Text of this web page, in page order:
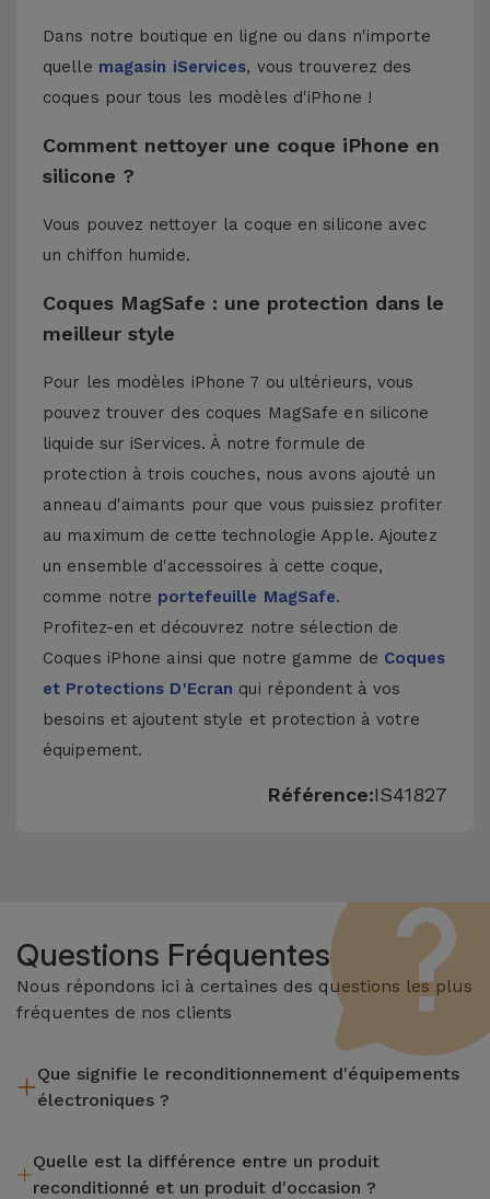
Dans notre boutique en ligne ou dans n'importe
quelle magasin iServices, vous trouverez des
coques pour tous les modèles d'iPhone !
Comment nettoyer une coque iPhone en
silicone ?
Vous pouvez nettoyer la coque en silicone avec
un chiffon humide.
Coques MagSafe : une protection dans le
meilleur style
Pour les modèles iPhone 7 ou ultérieurs, vous
pouvez trouver des coques MagSafe en silicone
liquide sur iServices. À notre formule de
protection à trois couches, nous avons ajouté un
anneau d'aimants pour que vous puissiez profiter
au maximum de cette technologie Apple. Ajoutez
un ensemble d'accessoires à cette coque,
comme notre portefeuille MagSafe.
Profitez-en et découvrez notre sélection de
Coques iPhone ainsi que notre gamme de Coques
et Protections D'Ecran qui répondent à vos
besoins et ajoutent style et protection à votre
équipement.
Référence:IS41827
Questions Fréquentes
Nous répondons ici à certaines des questions les plus
fréquentes de nos clients
Que signifie le reconditionnement d'équipements
électroniques ?
l'inspection, le nettoyage, sans oublier la réparation de tout
composant défectueux. Il convient de rappeler que tous les
Quelle est la différence entre un produit
reconditionné et un produit d'occasion ?